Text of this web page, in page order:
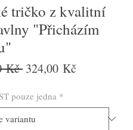
tričko z kvalitní
"Přicházím
Kč Běžná
324,00 Kč
pouze jedna *